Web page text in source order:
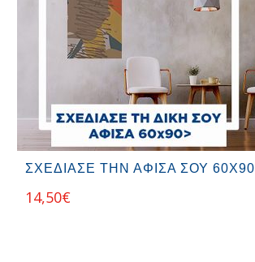
ΣΧΕΔΙΑΣΕ ΤΗΝ ΑΦΙΣΑ ΣΟΥ 60Χ90
14,50€